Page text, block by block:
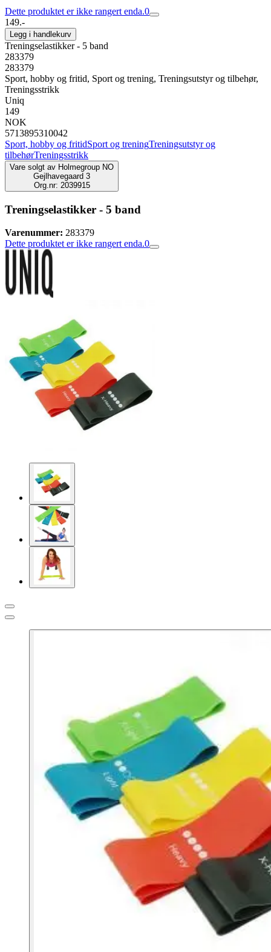
Dette produktet er ikke rangert enda.0
149.-
Legg i handlekurv
Treningselastikker - 5 band
283379
283379
Sport, hobby og fritid, Sport og trening, Treningsutstyr og tilbehør,
Treningsstrikk
Uniq
149
NOK
5713895310042
Sport, hobby og fritidSport og treningTreningsutstyr og
tilbehørTreningsstrikk
Vare solgt av Holmegroup NO
Gejlhavegaard 3
Org.nr: 2039915
Treningselastikker - 5 band
Varenummer: 283379
Dette produktet er ikke rangert enda.0